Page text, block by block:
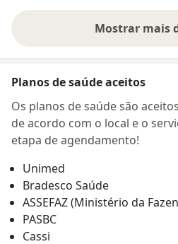
Mostrar mais
Planos de saúde aceitos
Os planos de saúde são
de acordo com o local e o
etapa de agendamento!
Unimed
Bradesco Saúde
ASSEFAZ (Ministério da
PASBC
Cassi